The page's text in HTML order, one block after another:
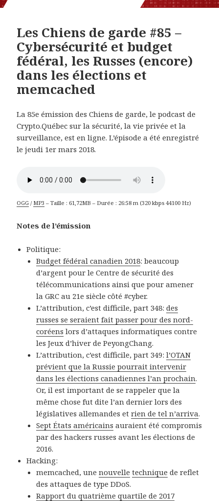
Les Chiens de garde #85 –
Cybersécurité et budget
fédéral, les Russes (encore)
dans les élections et
memcached
La 85e émission des Chiens de garde, le podcast de
Crypto.Québec sur la sécurité, la vie privée et la
surveillance, est en ligne. L’épisode a été enregistré
le jeudi 1er mars 2018.
OGG / MP3 – Taille : 61,72MB – Durée : 26:58 m (320 kbps 44100 Hz)
Notes de l’émission
Politique:
Budget fédéral canadien 2018: beaucoup
d’argent pour le Centre de sécurité des
télécommunications ainsi que pour amener
la GRC au 21e siècle côté #cyber.
L’attribution, c’est difficile, part 348:des
russes se seraient fait passer pour des nord-
coréens lors d’attaques informatiques contre
les Jeux d’hiver de PeyongChang.
L’attribution, c’est difficile, part 349:l’OTAN
prévient que la Russie pourrait intervenir
dans les élections canadiennes l’an prochain.
Or, il est important de se rappeler que la
même chose fut dite l’an dernier lors des
législatives allemandes etrien de tel n’arriva.
Sept États américains auraient été compromis
par des hackers russes avant les élections de
2016.
Hacking:
memcached, unenouvelle technique de reflet
des attaques de type DDoS.
Rapport du quatrième quartile de 2017